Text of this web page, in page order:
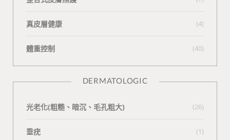
真皮層健康 (4)
體重控制 (40)
DERMATOLOGIC
光老化(粗糙、暗沉、毛孔粗大) (26)
垂疣 (1)